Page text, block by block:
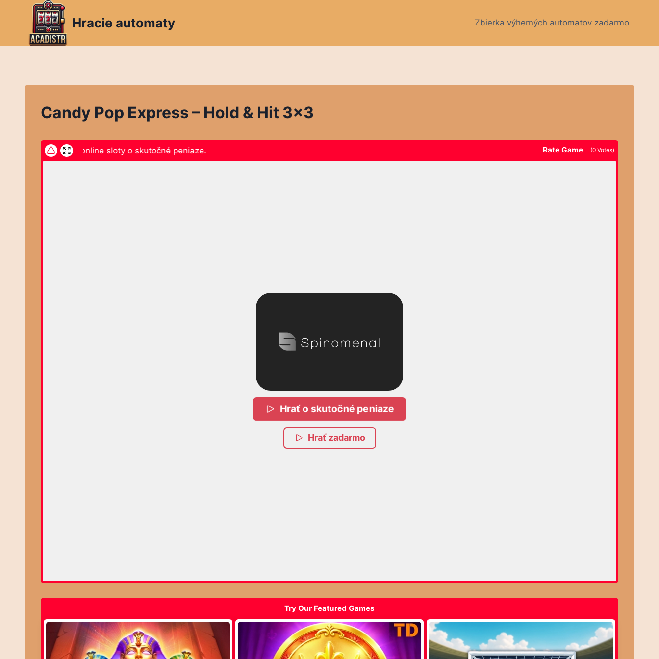
Hracie automaty Zbierka výherných automatov zadarmo
Candy Pop Express – Hold & Hit 3×3
sem a hrajte online sloty o skutočné peniaze. Rate Game (0 Votes)
Hrať o skutočné peniaze
Hrať zadarmo
Try Our Featured Games